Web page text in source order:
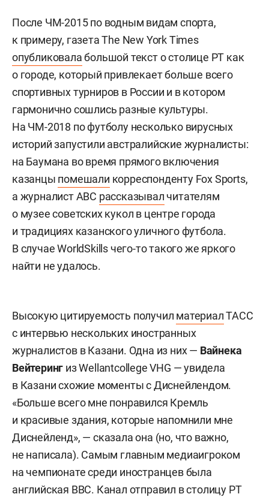
После ЧМ-2015 по водным видам спорта,
к примеру, газета The New York Times
опубликовалабольшой текст о столице РТ как
о городе, который привлекает больше всего
спортивных турниров в России и в котором
гармонично сошлись разные культуры.
На ЧМ-2018 по футболу несколько вирусных
историй запустили австралийские журналисты:
на Баумана во время прямого включения
казанцы помешали корреспонденту Fox Sports,
а журналист ABC рассказывал читателям
о музее советских кукол в центре города
и традициях казанского уличного футбола.
В случае WorldSkills чего-то такого же яркого
найти не удалось.
Высокую цитируемость получил материалТАСС
с интервью нескольких иностранных
журналистов в Казани. Одна из них — Вайнека
Вейтеринг из Wellantcollege VHG — увидела
в Казани схожие моменты с Диснейлендом.
«Больше всего мне понравился Кремль
и красивые здания, которые напомнили мне
Диснейленд», — сказала она (но, что важно,
не написала). Самым главным медиаигроком
на чемпионате среди иностранцев была
английская BBC. Канал отправил в столицу РТ